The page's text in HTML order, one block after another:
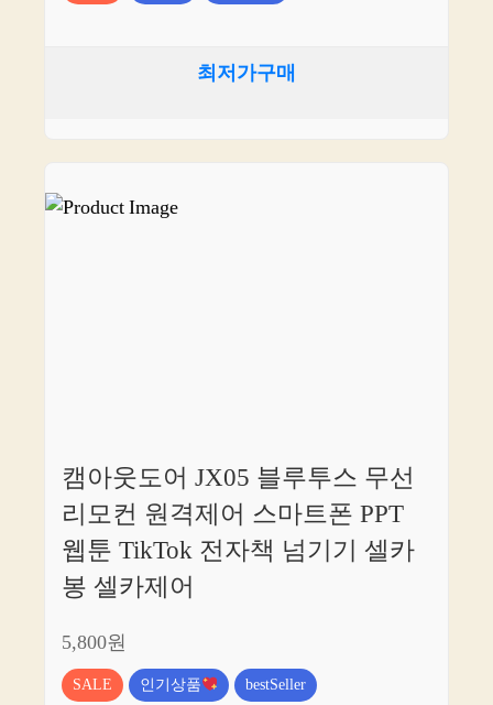
최저가구매
캠아웃도어 JX05 블루투스 무선
리모컨 원격제어 스마트폰 PPT
웹툰 TikTok 전자책 넘기기 셀카
봉 셀카제어
5,800원
SALE 인기상품 bestSeller